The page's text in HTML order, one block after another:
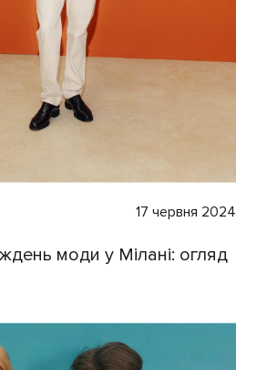
17 червня 2024
моди у Мілані: огляд